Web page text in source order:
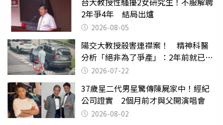
2年爭4年 結局出爐
2026-08-05
陽交大教授殺害連襟案！ 精神科醫
分析「絕非為了爭產」：2年前就已言
行詭異
2026-07-22
37歲星二代男星驚傳陳屍家中！經紀
公司證實 2個月前才與父開演唱會
2026-08-02